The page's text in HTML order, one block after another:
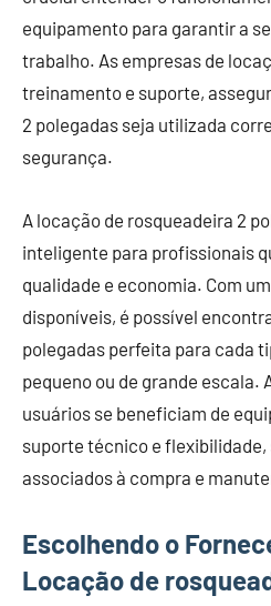
equipamento para garantir a
trabalho. As empresas de
treinamento e suporte,
2 polegadas seja utilizada
segurança.
A locação de rosqueadeira 2
inteligente para profissionais
qualidade e economia. Com
disponíveis, é possível
polegadas perfeita para cada
pequeno ou de grande escala.
usuários se beneficiam de
suporte técnico e flexibilidade,
associados à compra e
Escolhendo o
Locação de